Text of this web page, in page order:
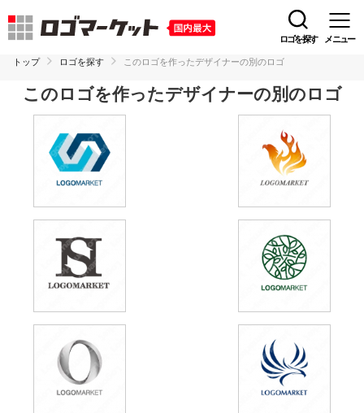
ロゴを探す メニュー
トップ ロゴを探す このロゴを作ったデザイナーの別のロゴ
このロゴを作ったデザイナーの別のロゴ